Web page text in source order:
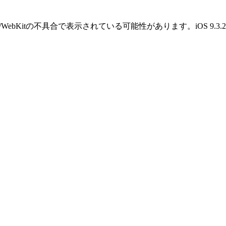
の不具合で表示されている可能性があります。iOS